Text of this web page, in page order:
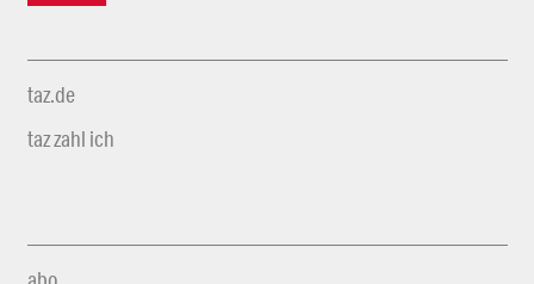
taz.de
taz zahl ich